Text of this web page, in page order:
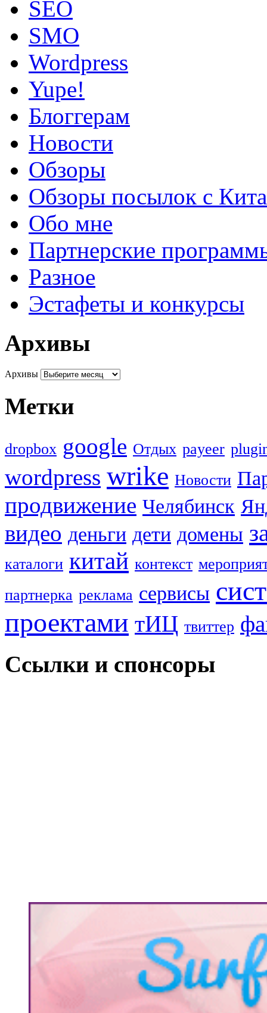
SEO
SMO
Wordpress
Yupe!
Блоггерам
Новости
Обзоры
Обзоры посылок с
Обо мне
Партнерские
Разное
Эстафеты и конкурсы
Архивы
Архивы
Метки
dropbox google Oтдых payeer
wordpress wrike Новости
продвижение Челябинск
видео деньги дети домены
каталоги китай контекст
партнерка реклама сервисы
проектами тИЦ твиттер
Ссылки и спонсоры